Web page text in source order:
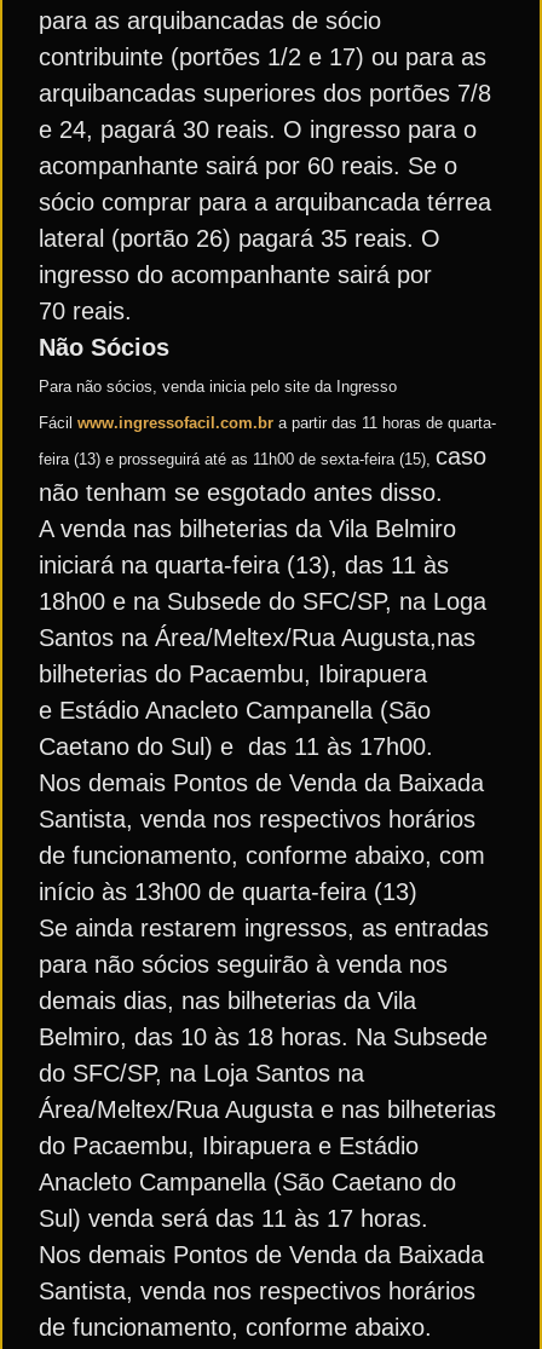
para as arquibancadas de sócio
contribuinte (portões 1/2 e 17) ou para as
arquibancadas superiores dos portões 7/8
e 24, pagará 30 reais. O ingresso para o
acompanhante sairá por 60 reais. Se o
sócio comprar para a arquibancada térrea
lateral (portão 26) pagará 35 reais. O
ingresso do acompanhante sairá por
70 reais.
Não Sócios
Para não sócios, venda inicia pelo site da Ingresso
Fácil www.ingressofacil.com.br a partir das 11 horas de quarta-
feira (13) e prosseguirá até as 11h00 de sexta-feira (15), caso
não tenham se esgotado antes disso.
A venda nas bilheterias da Vila Belmiro
iniciará na quarta-feira (13), das 11 às
18h00 e na Subsede do SFC/SP, na Loga
Santos na Área/Meltex/Rua Augusta,nas
bilheterias do Pacaembu, Ibirapuera
e Estádio Anacleto Campanella (São
Caetano do Sul) e das 11 às 17h00.
Nos demais Pontos de Venda da Baixada
Santista, venda nos respectivos horários
de funcionamento, conforme abaixo, com
início às 13h00 de quarta-feira (13)
Se ainda restarem ingressos, as entradas
para não sócios seguirão à venda nos
demais dias, nas bilheterias da Vila
Belmiro, das 10 às 18 horas. Na Subsede
do SFC/SP, na Loja Santos na
Área/Meltex/Rua Augusta e nas bilheterias
do Pacaembu, Ibirapuera e Estádio
Anacleto Campanella (São Caetano do
Sul) venda será das 11 às 17 horas.
Nos demais Pontos de Venda da Baixada
Santista, venda nos respectivos horários
de funcionamento, conforme abaixo.